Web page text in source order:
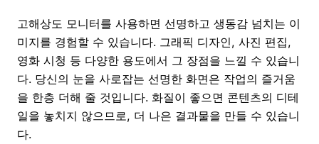
고해상도 모니터를 사용하면 선명하고 생동감 넘치는 이
미지를 경험할 수 있습니다. 그래픽 디자인, 사진 편집,
영화 시청 등 다양한 용도에서 그 장점을 느낄 수 있습니
다. 당신의 눈을 사로잡는 선명한 화면은 작업의 즐거움
을 한층 더해 줄 것입니다. 화질이 좋으면 콘텐츠의 디테
일을 놓치지 않으므로, 더 나은 결과물을 만들 수 있습니
다.